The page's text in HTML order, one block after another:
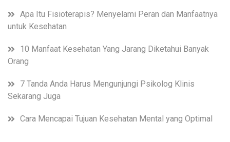
Apa Itu Fisioterapis? Menyelami Peran dan Manfaatnya
untuk Kesehatan
10 Manfaat Kesehatan Yang Jarang Diketahui Banyak
Orang
7 Tanda Anda Harus Mengunjungi Psikolog Klinis
Sekarang Juga
Cara Mencapai Tujuan Kesehatan Mental yang Optimal